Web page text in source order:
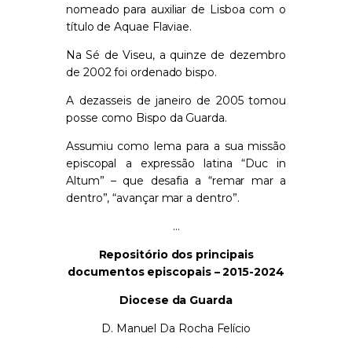
nomeado para auxiliar de Lisboa com o
título de Aquae Flaviae.
Na Sé de Viseu, a quinze de dezembro
de 2002 foi ordenado bispo.
A dezasseis de janeiro de 2005 tomou
posse como Bispo da Guarda.
Assumiu como lema para a sua missão
episcopal a expressão latina “Duc in
Altum” – que desafia a “remar mar a
dentro”, “avançar mar a dentro”.
…
Repositório dos principais
documentos episcopais – 2015-2024
Diocese da Guarda
D. Manuel Da Rocha Felício